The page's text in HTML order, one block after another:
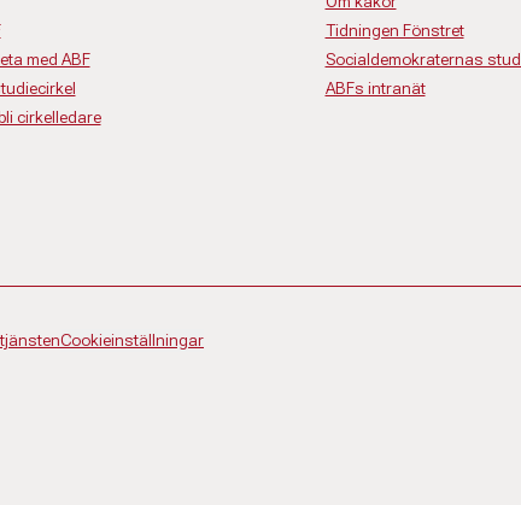
med ABF
cirkelledare
Tidningen Fönstret
Socialdemokraternas
ABFs intranät
Cookieinställningar